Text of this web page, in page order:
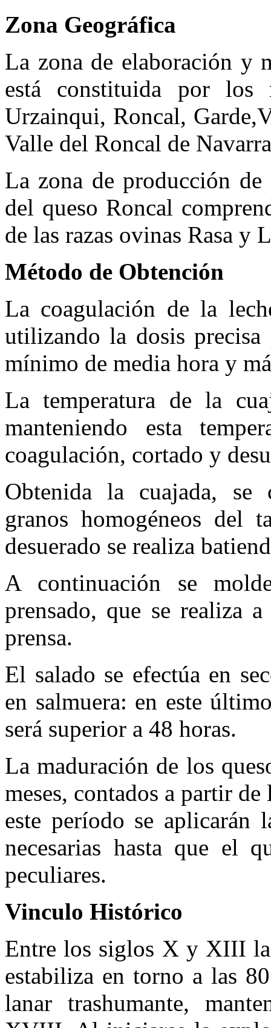
Zona Geográfica
La zona de elaboración y
está constituida por los
Urzainqui, Roncal,
Valle del Roncal de
La zona de producción
del queso Roncal
de las razas ovinas Rasa y
Método de Obtención
La coagulación de la
utilizando la dosis
mínimo de media hora y
La temperatura de la
manteniendo esta
coagulación, cortado y
Obtenida la cuajada, se
granos homogéneos del
desuerado se realiza
A continuación se
prensado, que se realiza
prensa.
El salado se efectúa en
en salmuera: en este
será superior a 48 horas.
La maduración de los
meses, contados a partir
este período se aplicarán
necesarias hasta que el
peculiares.
Vinculo Histórico
Entre los siglos X y XIII la
estabiliza en torno a las
lanar trashumante,